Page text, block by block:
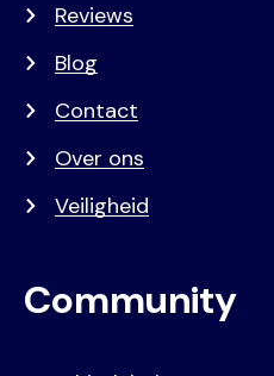
Reviews
Blog
Contact
Over ons
Veiligheid
Community